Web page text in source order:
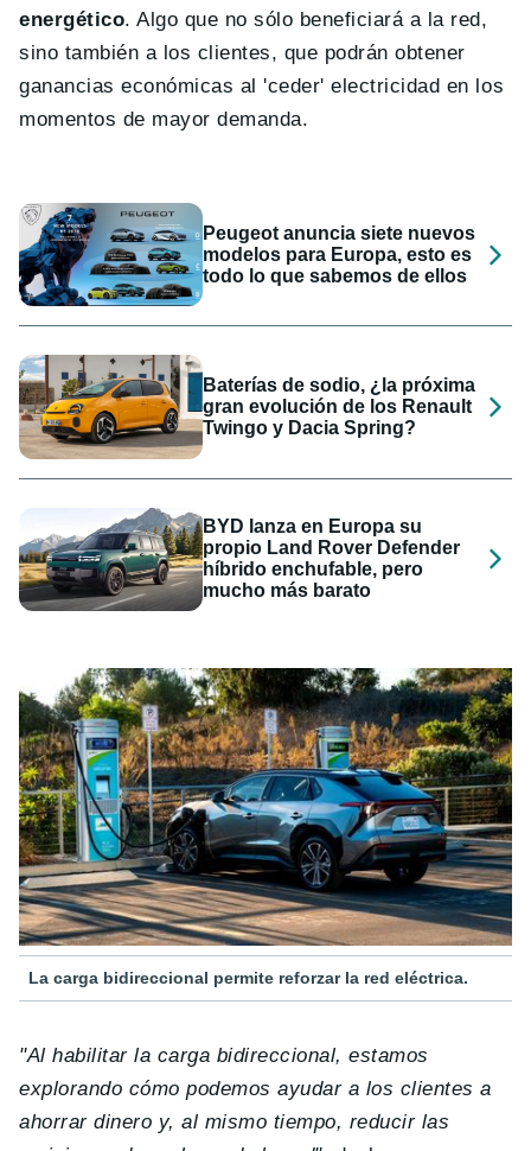
energético. Algo que no sólo beneficiará a la red,
sino también a los clientes, que podrán obtener
ganancias económicas al 'ceder' electricidad en los
momentos de mayor demanda.
Peugeot anuncia siete nuevos
modelos para Europa, esto es
todo lo que sabemos de ellos
Baterías de sodio, ¿la próxima
gran evolución de los Renault
Twingo y Dacia Spring?
BYD lanza en Europa su
propio Land Rover Defender
híbrido enchufable, pero
mucho más barato
La carga bidireccional permite reforzar la red eléctrica.
"Al habilitar la carga bidireccional, estamos
explorando cómo podemos ayudar a los clientes a
ahorrar dinero y, al mismo tiempo, reducir las